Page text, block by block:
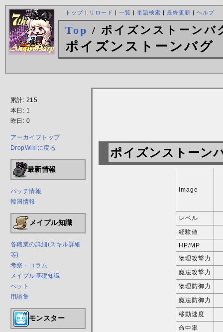
トップ| リロード | 一覧 | 単語検索 | 最終更新 | ヘルプ
Top / ポイズンストーンバ
ポイズンストーンバグ
累計: 215
本日: 1
昨日: 0
アーカイブトップ
DropWikiに戻る
最新情報
パッチ情報
韓国情報
メイプル知識
各職業の詳細(スキル詳細
等)
考察・コラム
メイプル基礎知識
ペット
用語集
モンスター
ポイズンストーン
image
レベル
経験値
HP/MP
物理攻撃力
魔法攻撃力
物理防御力
魔法防御力
移動速度
命中率